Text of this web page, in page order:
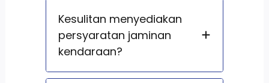
Kesulitan menyediakan
persyaratan jaminan
kendaraan?